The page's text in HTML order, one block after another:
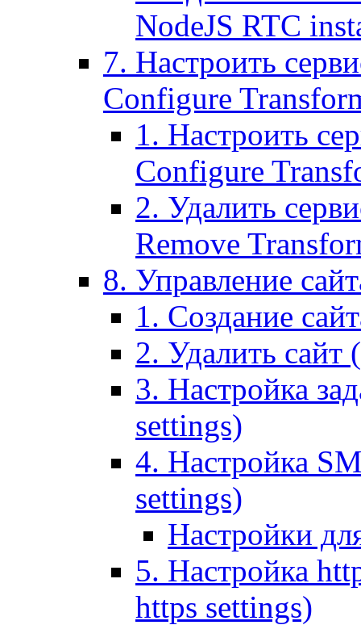
NodeJS RTC
7. Настроить
Configure
1. Настроить
Configure
2. Удалить
Remove
8. Управление
1. Создание
2. Удалить сайт
3. Настройка
settings)
4. Настройка
settings)
Настройки
5. Настройка
https settings)